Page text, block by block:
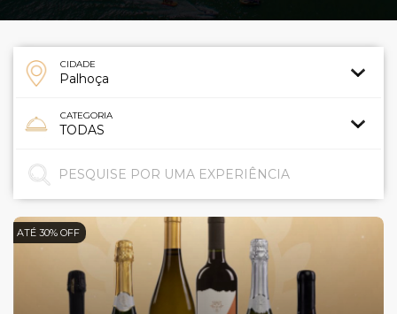
CIDADE
CATEGORIA
ATÉ 30% OFF